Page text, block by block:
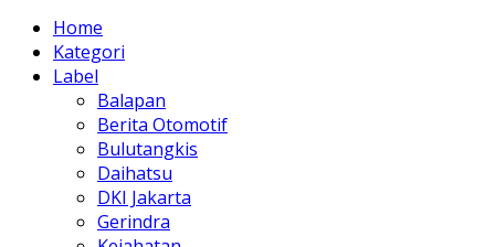
Home
Kategori
Label
Balapan
Berita Otomotif
Bulutangkis
Daihatsu
DKI Jakarta
Gerindra